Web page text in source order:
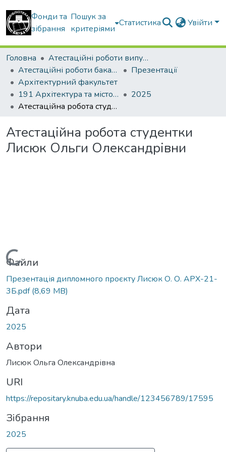
Фонди та
зібрання
Пошук за
критеріями
Статистика Увійти
Головна
Атестаційні роботи випускників
Атестаційні роботи бакалаврів
Презентації
Архітектурний факультет
191 Архітектура та містобудування
2025
Атестаційна робота студентки Лисюк Ольги Олександрівни
Атестаційна робота студентки
Лисюк Ольги Олександрівни
Вантажиться...
Файли
Презентація дипломного проєкту Лисюк О. О. АРХ-21-
3Б.pdf(8,69 MB)
Дата
2025
Автори
Лисюк Ольга Олександрівна
URI
https://repositary.knuba.edu.ua/handle/123456789/17595
Зібрання
2025